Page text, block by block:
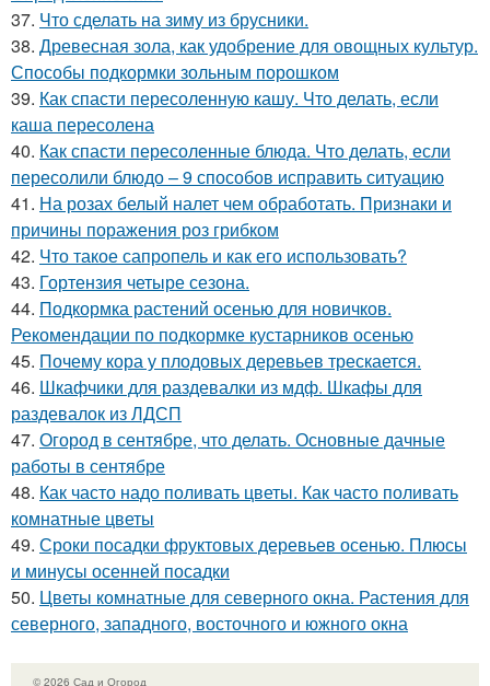
37. Что сделать на зиму из брусники.
38. Древесная зола, как удобрение для овощных культур.
Способы подкормки зольным порошком
39. Как спасти пересоленную кашу. Что делать, если
каша пересолена
40. Как спасти пересоленные блюда. Что делать, если
пересолили блюдо – 9 способов исправить ситуацию
41. На розах белый налет чем обработать. Признаки и
причины поражения роз грибком
42. Что такое сапропель и как его использовать?
43. Гортензия четыре сезона.
44. Подкормка растений осенью для новичков.
Рекомендации по подкормке кустарников осенью
45. Почему кора у плодовых деревьев трескается.
46. Шкафчики для раздевалки из мдф. Шкафы для
раздевалок из ЛДСП
47. Огород в сентябре, что делать. Основные дачные
работы в сентябре
48. Как часто надо поливать цветы. Как часто поливать
комнатные цветы
49. Сроки посадки фруктовых деревьев осенью. Плюсы
и минусы осенней посадки
50. Цветы комнатные для северного окна. Растения для
северного, западного, восточного и южного окна
© 2026 Сад и Огород